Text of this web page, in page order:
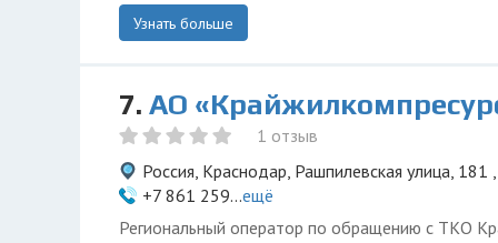
Узнать больше
7. АО
1 отзыв
Россия, Краснодар, Рашпилевская улица, 181
+7 861 259...ещё
Региональный оператор по обращению с ТКО